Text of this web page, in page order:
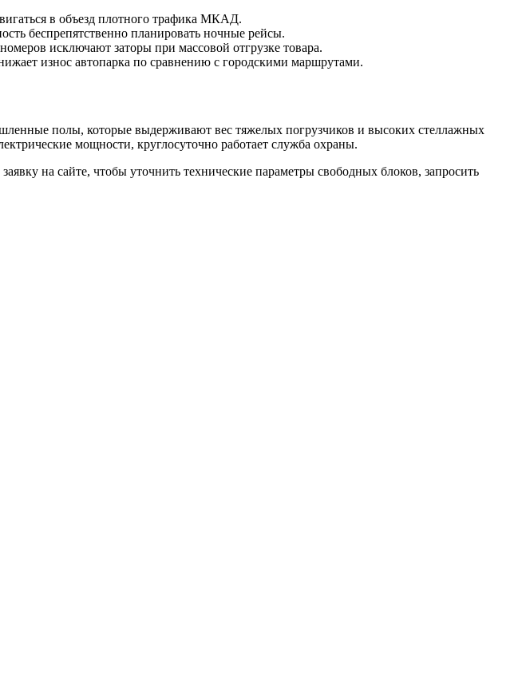
в объезд плотного трафика МКАД.
беспрепятственно планировать ночные рейсы.
исключают заторы при массовой отгрузке товара.
износ автопарка по сравнению с городскими маршрутами.
полы, которые выдерживают вес тяжелых погрузчиков и высоких стеллажных
мощности, круглосуточно работает служба охраны.
на сайте, чтобы уточнить технические параметры свободных блоков, запросить